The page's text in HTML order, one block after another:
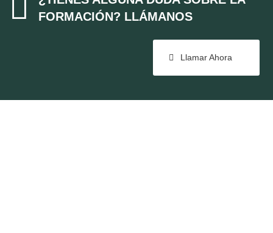

FORMACIÓN? LLÁMANOS
Llamar Ahora